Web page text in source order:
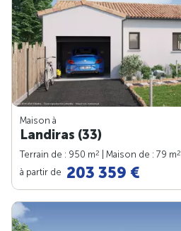
Maison à
Landiras (33)
Terrain de : 950 m2 | Maison de : 79 m2
à partir de 203 359 €